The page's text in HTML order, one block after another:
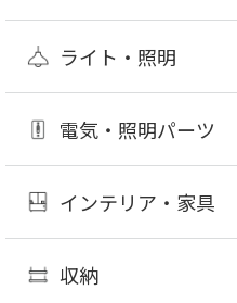
ライト・照明
電気・照明パーツ
インテリア・家具
収納